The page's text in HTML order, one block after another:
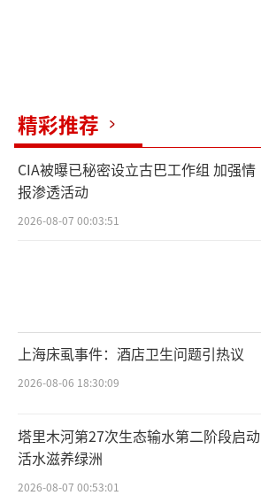
精彩推荐
CIA被曝已秘密设立古巴工作组 加强情
报渗透活动
2026-08-07 00:03:51
上海床虱事件：酒店卫生问题引热议
2026-08-06 18:30:09
塔里木河第27次生态输水第二阶段启动
活水滋养绿洲
2026-08-07 00:53:01